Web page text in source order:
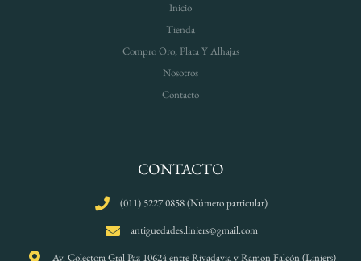
Inicio
Tienda
Compro Oro, Plata Y Alhajas
Nosotros
Contacto
CONTACTO
(011) 5227 0858 (Número particular)
antiguedades.liniers@gmail.com
Av. Colectora Gral Paz 10624 entre Rivadavia y Ramon Falcón (Liniers)